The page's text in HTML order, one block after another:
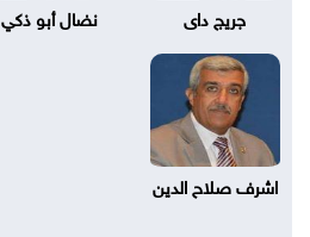
جريج داى نضال أبو ذكي
اشرف صلاح الدين